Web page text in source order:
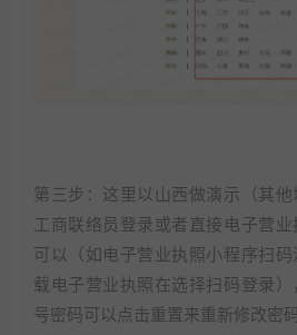
第三步：这里以山西做演示（其
工商联络员登录或者直接电子营
可以（如电子营业执照小程序扫
载电子营业执照在选择扫码登录
号密码可以点击重置来重新修改密码